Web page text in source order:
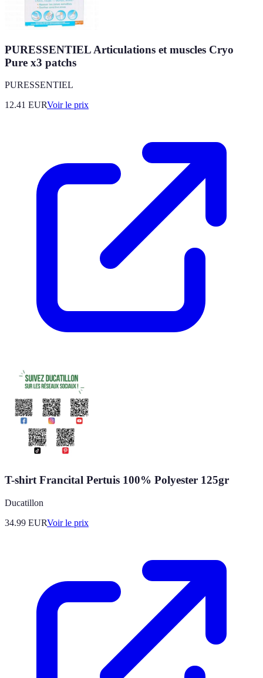
PURESSENTIEL Articulations et muscles Cryo
Pure x3 patchs
PURESSENTIEL
12.41 EURVoir le prix
T-shirt Francital Pertuis 100% Polyester 125gr
Ducatillon
34.99 EURVoir le prix